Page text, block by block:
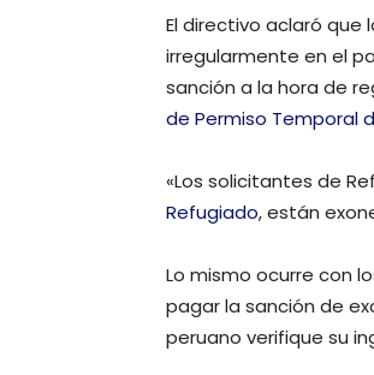
El directivo aclaró que
irregularmente en el
sanción a la hora de
de Permiso Temporal
«Los solicitantes de
Refugiado, están
Lo mismo ocurre con
pagar la sanción de
peruano verifique su